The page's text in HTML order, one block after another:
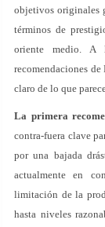
objetivos originales
términos de
oriente medio. A
recomendaciones
claro de lo que
La primera
contra-fuera clave
por una bajada
actualmente en
limitación de la
hasta niveles